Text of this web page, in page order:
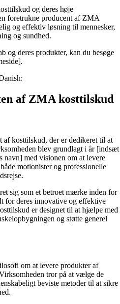
og deres høje
foretrukne producent af ZMA
og effektiv løsning til mennesker,
og sundhed.
og deres produkter, kan du besøge
af ZMA kosttilskud
af kosttilskud, der er dedikeret til at
blev grundlagt i år [indsæt
med visionen om at levere
motionister og professionelle
sig som et betroet mærke inden for
for deres innovative og effektive
er designet til at hjælpe med
og støtte generel
om at levere produkter af
tror på at vælge de
beviste metoder til at sikre